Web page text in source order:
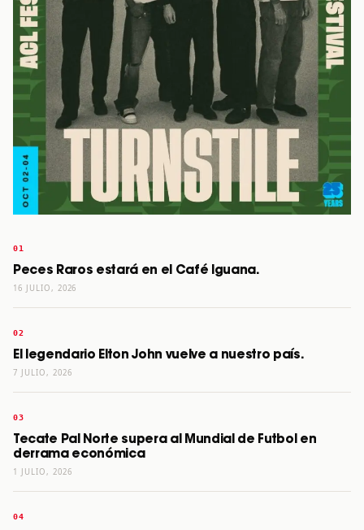
Peces Raros estará en el Café Iguana.
16 JULIO, 2026
El legendario Elton John vuelve a nuestro país.
7 JULIO, 2026
Tecate Pal Norte supera al Mundial de Futbol en
derrama económica
1 JULIO, 2026